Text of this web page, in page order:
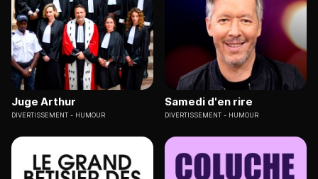
Juge Arthur
DIVERTISSEMENT HUMOUR
Samedi d'en rire
DIVERTISSEMENT HUMOUR